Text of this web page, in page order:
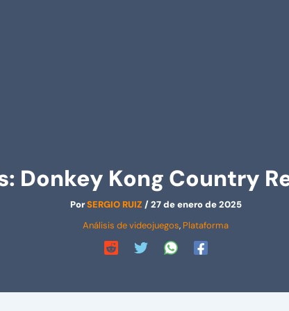
Donkey Kong Country
PorSERGIO RUIZ /27 de enero de 2025
Análisis de videojuegos, Plataforma